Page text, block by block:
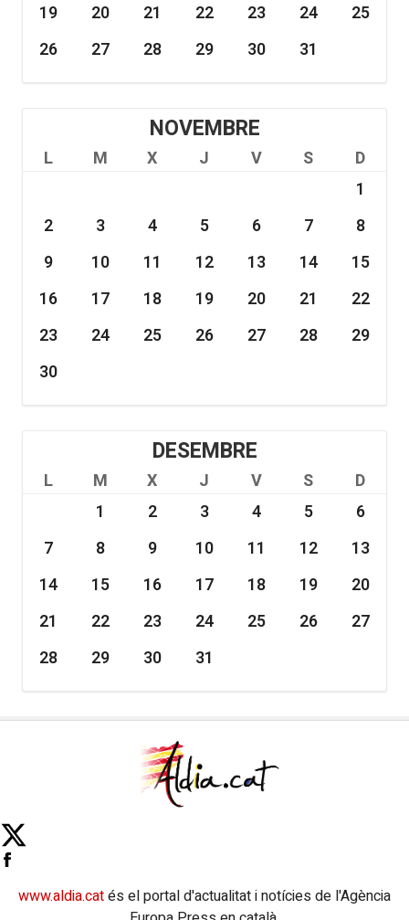
19
20 21 22 23 24
25
26
27 28 29 30 31
NOVEMBRE
L M X J V S
D
1
2
3 4 5 6 7
8
9
10 11 12 13 14
15
16
17 18 19 20 21
22
23
24 25 26 27 28
29
30
DESEMBRE
L M X J V S
D
1
2 3 4 5
6
7
8 9 10 11 12
13
14
15 16 17 18 19
20
21
22 23 24 25 26
27
28
29 30 31
www.aldia.catés el portal d'actualitat i notícies de l'Agència